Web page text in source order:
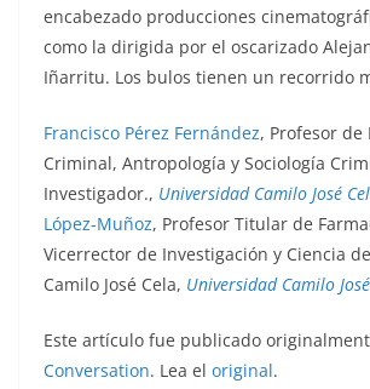
encabezado producciones
como la dirigida por el oscarizado
Iñarritu. Los bulos tienen un recorrido
Francisco Pérez Fernández, Profesor de
Criminal, Antropología y Sociología
Investigador., Universidad Camilo José
López-Muñoz, Profesor Titular de
Vicerrector de Investigación y Ciencia
Camilo José Cela, Universidad Camilo
Este artículo fue publicado
Conversation. Lea el original.